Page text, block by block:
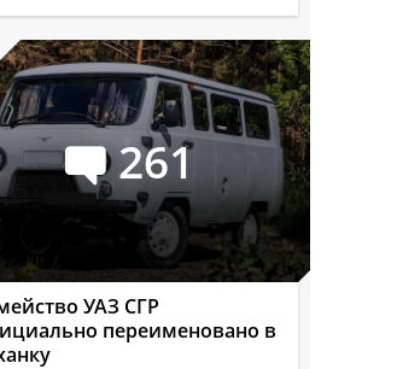
261
УАЗ СГР
переименовано в